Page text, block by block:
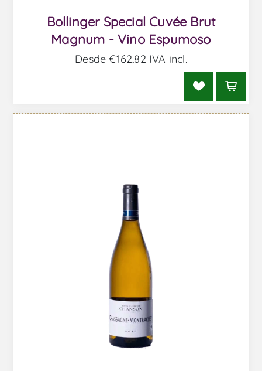
Bollinger Special Cuvée Brut
Magnum - Vino Espumoso
Desde €162,82 IVA incl.